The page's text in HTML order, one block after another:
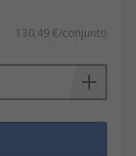
130,49 €/conjunto